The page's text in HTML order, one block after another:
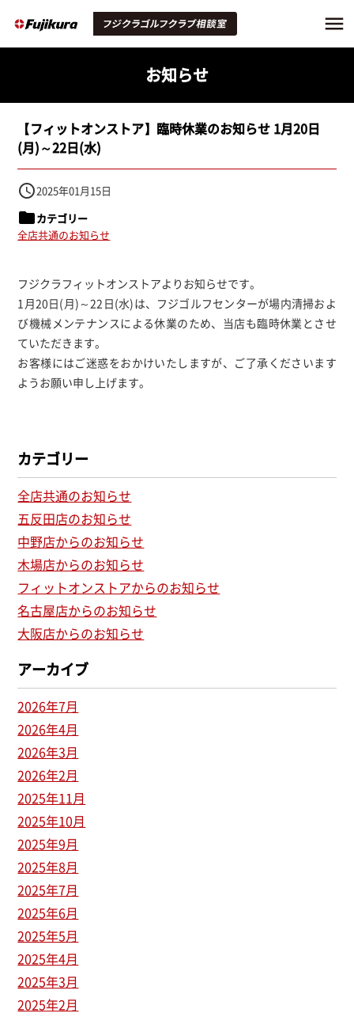
お知らせ
【フィットオンストア】臨時休業のお知らせ 1月20日
(月)～22日(水)
access_time2025年01月15日
folderカテゴリー
全店共通のお知らせ
フジクラフィットオンストアよりお知らせです。
1月20日(月)～22日(水)は、フジゴルフセンターが場内清掃およ
び機械メンテナンスによる休業のため、当店も臨時休業とさせ
ていただきます。
お客様にはご迷惑をおかけいたしますが、ご了承くださいます
ようお願い申し上げます。
カテゴリー
全店共通のお知らせ
五反田店のお知らせ
中野店からのお知らせ
木場店からのお知らせ
フィットオンストアからのお知らせ
名古屋店からのお知らせ
大阪店からのお知らせ
アーカイブ
2026年7月
2026年4月
2026年3月
2026年2月
2025年11月
2025年10月
2025年9月
2025年8月
2025年7月
2025年6月
2025年5月
2025年4月
2025年3月
2025年2月